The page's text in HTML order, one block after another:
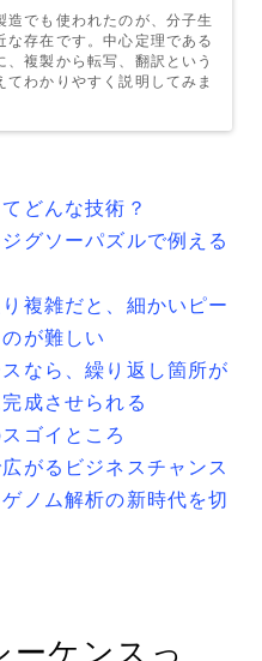
造でも使われたのが、分子生
存在です。中心定理である
、複製から転写、翻訳という
わかりやすく説明してみま
どんな技術？
グソーパズルで例える
複雑だと、細かいピー
が難しい
なら、繰り返し箇所が
成させられる
ゴイところ
がるビジネスチャンス
ノム解析の新時代を切
ーケンスっ